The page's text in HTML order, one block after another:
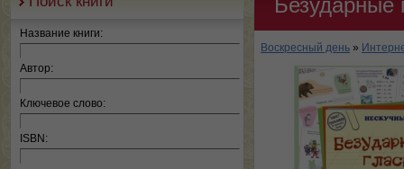
Название книги:
Автор:
Ключевое слово:
ISBN:
Безударные
Воскресный день »